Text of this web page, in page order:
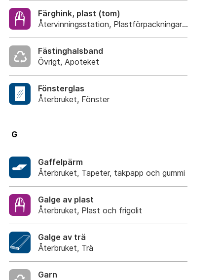
Färghink, plast (tom)
Återvinningsstation, Plastförpackningar. Eller
Fästinghalsband
Övrigt, Apoteket
Fönsterglas
Återbruket, Fönster
G
Gaffelpärm
Återbruket, Tapeter, takpapp och gummi
Galge av plast
Återbruket, Plast och frigolit
Galge av trä
Återbruket, Trä
Garn